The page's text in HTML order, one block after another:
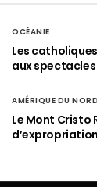
OCÉANIE
Les
aux
AMÉRIQUE DU NORD
Le Mont Cristo
d’expropriation